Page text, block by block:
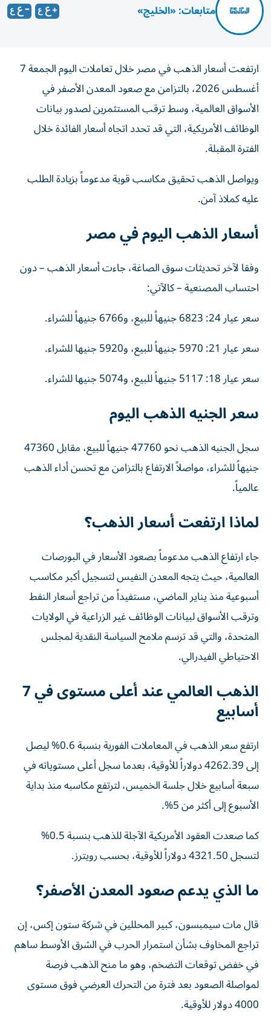
متابعات: «الخليج»
ارتفعت أسعار الذهب في مصر خلال تعاملات اليوم الجمعة 7
أغسطس 2026، بالتزامن مع صعود المعدن الأصفر في
الأسواق العالمية، وسط ترقب المستثمرين لصدور بيانات
الوظائف الأمريكية، التي قد تحدد اتجاه أسعار الفائدة خلال
الفترة المقبلة.
ويواصل الذهب تحقيق مكاسب قوية مدعوماً بزيادة الطلب
عليه كملاذ آمن.
أسعار الذهب اليوم في مصر
وفقا لآخر تحديثات سوق الصاغة، جاءت أسعار الذهب – دون
احتساب المصنعية – كالآتي:
سعر عيار 24: 6823 جنيهاً للبيع، و6766 جنيهاً للشراء.
سعر عيار 21: 5970 جنيهاً للبيع، و5920 جنيها للشراء.
سعر عيار 18: 5117 جنيهاً للبيع، و5074 جنيها للشراء.
سعر الجنيه الذهب اليوم
سجل الجنيه الذهب نحو 47760 جنيهاً للبيع، مقابل 47360
جنيهاً للشراء، مواصلاً الارتفاع بالتزامن مع تحسن أداء الذهب
عالمياً.
لماذا ارتفعت أسعار الذهب؟
جاء ارتفاع الذهب مدعوماً بصعود الأسعار في البورصات
العالمية، حيث يتجه المعدن النفيس لتسجيل أكبر مكاسب
أسبوعية منذ يناير الماضي، مستفيداً من تراجع أسعار النفط
وترقب الأسواق لبيانات الوظائف غير الزراعية في الولايات
المتحدة، والتي قد ترسم ملامح السياسة النقدية لمجلس
الاحتياطي الفيدرالي.
الذهب العالمي عند أعلى مستوى في 7
أسابيع
ارتفع سعر الذهب في المعاملات الفورية بنسبة 0.6% ليصل
إلى 4262.39 دولاراً للأوقية، بعدما سجل أعلى مستوياته في
سبعة أسابيع خلال جلسة الخميس، لترتفع مكاسبه منذ بداية
الأسبوع إلى أكثر من 5%.
كما صعدت العقود الأمريكية الآجلة للذهب بنسبة 0.5%
لتسجل 4321.50 دولاراً للأوقية، بحسب رويترز.
ما الذي يدعم صعود المعدن الأصفر؟
قال مات سيمبسون، كبير المحللين في شركة ستون إكس، إن
تراجع المخاوف بشأن استمرار الحرب في الشرق الأوسط ساهم
في خفض توقعات التضخم، وهو ما منح الذهب فرصة
لمواصلة الصعود بعد فترة من التحرك العرضي فوق مستوى
4000 دولار للأوقية.